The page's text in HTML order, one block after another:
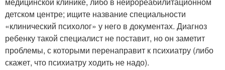
детском центре; ищите название специальности
«клинический психолог» у него в документах. Диагноз
ребенку такой специалист не поставит, но он заметит
проблемы, с которыми перенаправит к психиатру (либо
скажет, что психиатру ходить не надо).